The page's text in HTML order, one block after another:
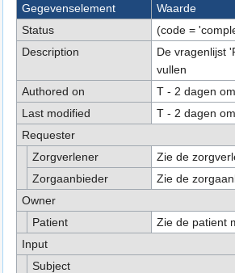
Gegevenselement
Waarde
Status
(code =
Description
De vragenlijst
vullen
Authored on
T - 2 dagen
Last modified
T - 2 dagen
Requester
Zorgverlener
Zie de
Zorgaanbieder
Zie de
Owner
Patient
Zie de patient
Input
Subject